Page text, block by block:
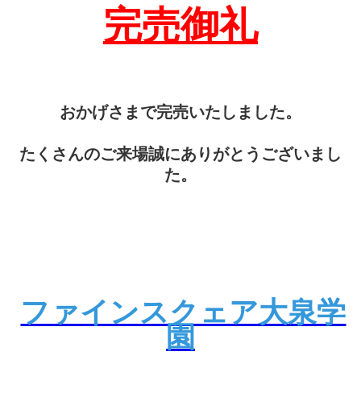
完売御礼
おかげさまで完売いたしました。
たくさんのご来場誠にありがとうございまし
た。
ファインスクェア大泉学
園